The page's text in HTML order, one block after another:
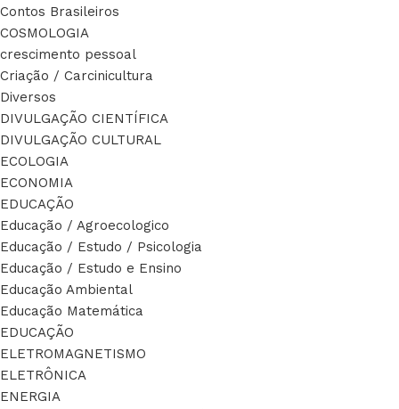
Contos Brasileiros
COSMOLOGIA
crescimento pessoal
Criação / Carcinicultura
Diversos
DIVULGAÇÃO CIENTÍFICA
DIVULGAÇÃO CULTURAL
ECOLOGIA
ECONOMIA
EDUCAÇÃO
Educação / Agroecologico
Educação / Estudo / Psicologia
Educação / Estudo e Ensino
Educação Ambiental
Educação Matemática
EDUCAÇÃO
ELETROMAGNETISMO
ELETRÔNICA
ENERGIA